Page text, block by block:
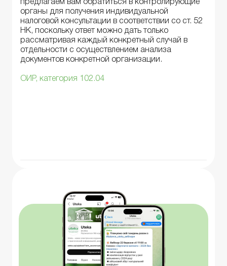
предлагаем вам обратиться в контролирующие
органы для получения индивидуальной
налоговой консультации в соответствии со ст. 52
НК, поскольку ответ можно дать только
рассматривая каждый конкретный случай в
отдельности с осуществлением анализа
документов конкретной организации.
ОИР, категория 102.04